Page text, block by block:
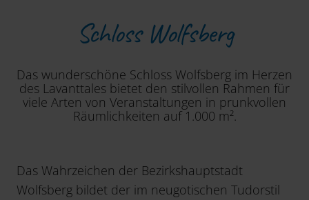
Schloss Wolfsberg
Das wunderschöne Schloss Wolfsberg im Herzen
des Lavanttales bietet den stilvollen Rahmen für
viele Arten von Veranstaltungen in prunkvollen
Räumlichkeiten auf 1.000 m².
Das Wahrzeichen der Bezirkshauptstadt
Wolfsberg bildet der im neugotischen Tudorstil